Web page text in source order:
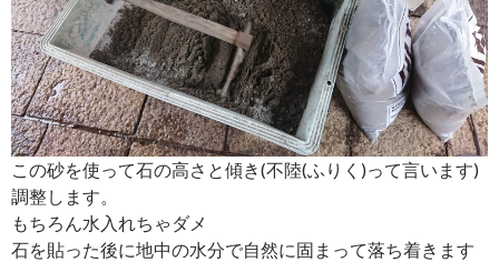
この砂を使って石の高さと傾き(不陸(ふりく)って言います)
調整します。
もちろん水入れちゃダメ
石を貼った後に地中の水分で自然に固まって落ち着きます